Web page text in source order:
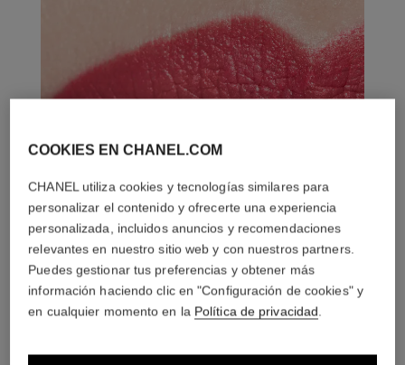
COOKIES EN CHANEL.COM
CHANEL utiliza cookies y tecnologías similares para
personalizar el contenido y ofrecerte una experiencia
personalizada, incluidos anuncios y recomendaciones
relevantes en nuestro sitio web y con nuestros partners.
Puedes gestionar tus preferencias y obtener más
información haciendo clic en "Configuración de cookies" y
en cualquier momento en la Política de privacidad